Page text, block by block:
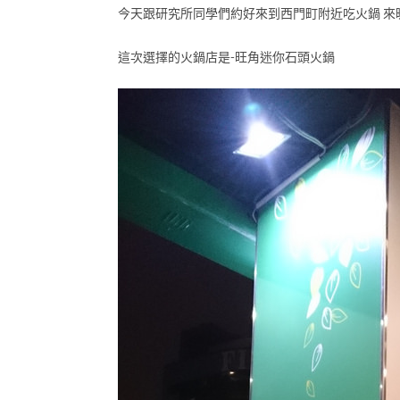
今天跟研究所同學們約好來到西門町附近吃火鍋 來
這次選擇的火鍋店是-旺角迷你石頭火鍋